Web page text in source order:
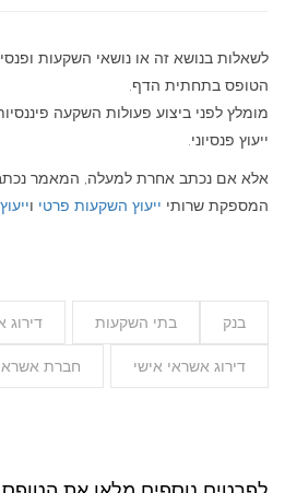
לשאלות בנושא זה או נושאי השקעות
הטופס בתחתית הדף.
מומלץ לפני ביצוע פעולות השקעה
ייעוץ פנסיוני.
אלא אם נכתב אחרת למעלה, המאמר נכתב
המספקת שרותי ייעוץ השקעות פרטי ו
בנק בתי השקעות דירוג
דירוג אשראי אישי חברת